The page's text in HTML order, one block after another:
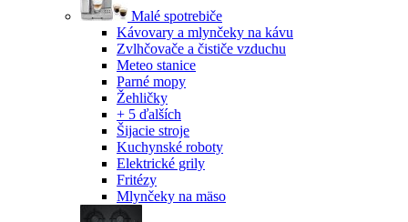
Malé spotrebiče
Kávovary a mlynčeky na kávu
Zvlhčovače a čističe vzduchu
Meteo stanice
Parné mopy
Žehličky
+ 5 ďalších
Šijacie stroje
Kuchynské roboty
Elektrické grily
Fritézy
Mlynčeky na mäso